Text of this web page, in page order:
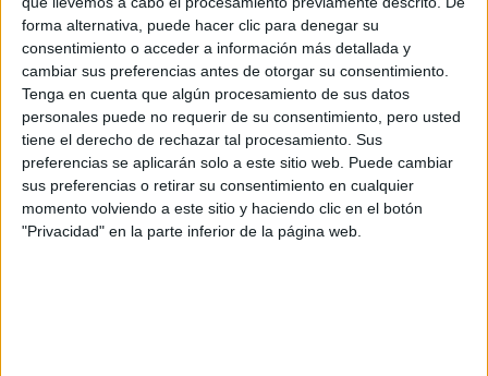
forma alternativa, puede hacer clic para denegar su
consentimiento o acceder a información más detallada y
cambiar sus preferencias antes de otorgar su consentimiento.
Tenga en cuenta que algún procesamiento de sus datos
personales puede no requerir de su consentimiento, pero usted
tiene el derecho de rechazar tal procesamiento. Sus
preferencias se aplicarán solo a este sitio web. Puede cambiar
sus preferencias o retirar su consentimiento en cualquier
momento volviendo a este sitio y haciendo clic en el botón
"Privacidad" en la parte inferior de la página web.